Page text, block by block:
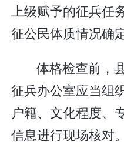
上级赋予的征兵任
征公民体质情况确定
体格检查前，
征兵办公室应当组
户籍、文化程度、
信息进行现场核对。